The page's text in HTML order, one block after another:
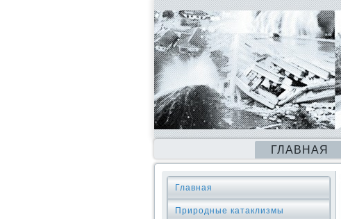
ГЛАВНАЯ
Главная
Природные катаклизмы